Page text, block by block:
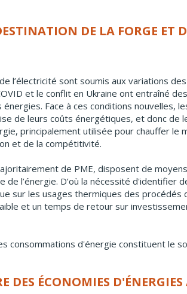
DE LA FORGE ET
l’électricité sont soumis aux variations des
et le conflit en Ukraine ont entraîné des
Face à ces conditions nouvelles,
de leurs coûts énergétiques, et donc de
principalement utilisée pour chauffer le
et de la compétitivité.
de PME, disposent de moyens
l’énergie. D’où la nécessité d'identifier
sur les usages thermiques des procédés
et un temps de retour sur
consommations d'énergie constituent le
DES ÉCONOMIES D'ÉNERGIES